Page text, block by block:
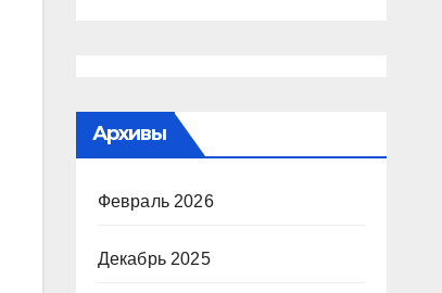
Архивы
Февраль 2026
Декабрь 2025